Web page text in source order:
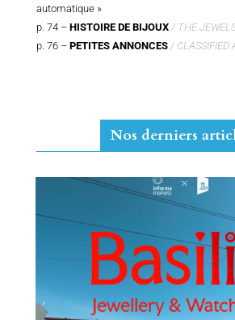
automatique »
p. 74 – HISTOIRE DE BIJOUX / THE
p. 76 – PETITES ANNONCES / CLASSIFIED
Nos derniers